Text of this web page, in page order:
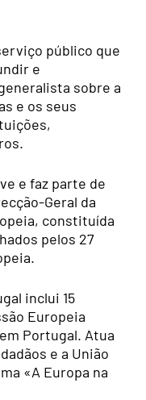
público que
e
sobre a
e os seus
e faz parte de
Geral da
constituída
pelos 27
inclui 15
Europeia
Portugal. Atua
e a União
«A Europa na